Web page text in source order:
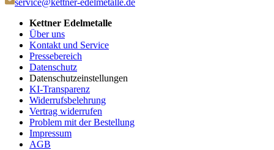
service@kettner-edelmetalle.de
Kettner Edelmetalle
Über uns
Kontakt und Service
Pressebereich
Datenschutz
Datenschutzeinstellungen
KI-Transparenz
Widerrufsbelehrung
Vertrag widerrufen
Problem mit der Bestellung
Impressum
AGB